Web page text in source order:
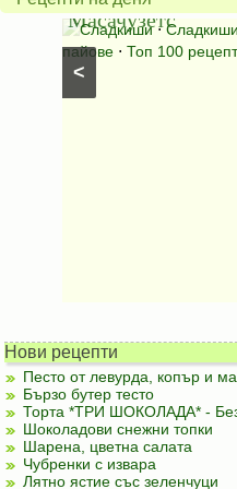
<
Масачузетс
Сладкиши⋅
пайове ⋅ Топ 100
Нови рецепти
Песто от левурда, копър и
Бързо бутер тесто
Торта *ТРИ ШОКОЛАДА* -
Шоколадови снежни топки
Шарена, цветна салата
Чубренки с извара
Лятно ястие със зеленчуци